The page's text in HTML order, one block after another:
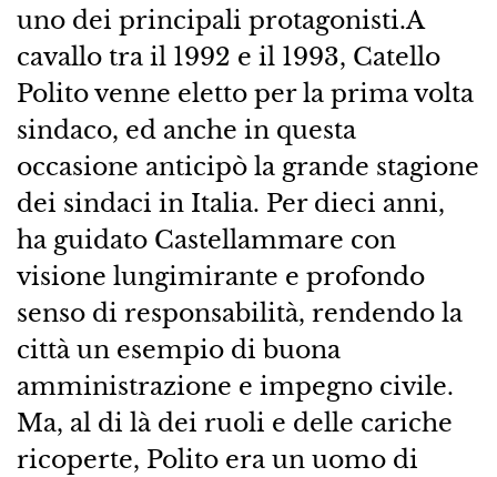
uno dei principali protagonisti.A
cavallo tra il 1992 e il 1993, Catello
Polito venne eletto per la prima volta
sindaco, ed anche in questa
occasione anticipò la grande stagione
dei sindaci in Italia. Per dieci anni,
ha guidato Castellammare con
visione lungimirante e profondo
senso di responsabilità, rendendo la
città un esempio di buona
amministrazione e impegno civile.
Ma, al di là dei ruoli e delle cariche
ricoperte, Polito era un uomo di